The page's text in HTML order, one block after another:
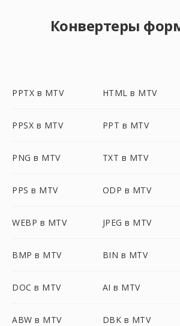
Конвертеры
PPTX в MTV HTML в MTV
PPSX в MTV PPT в MTV
PNG в MTV TXT в MTV
PPS в MTV ODP в MTV
WEBP в MTV JPEG в MTV
BMP в MTV BIN в MTV
DOC в MTV AI в MTV
ABW в MTV DBK в MTV